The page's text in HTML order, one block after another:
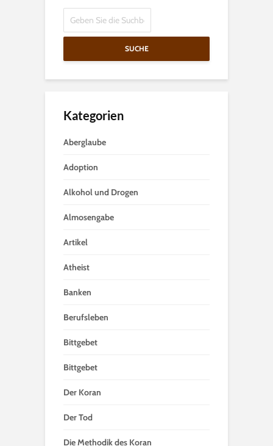
SUCHE
Kategorien
Aberglaube
Adoption
Alkohol und Drogen
Almosengabe
Artikel
Atheist
Banken
Berufsleben
Bittgebet
Bittgebet
Der Koran
Der Tod
Die Methodik des Koran